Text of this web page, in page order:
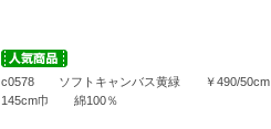
c0578 ソフトキャンバス黄緑 ￥490/50cm
145cm巾 綿100％